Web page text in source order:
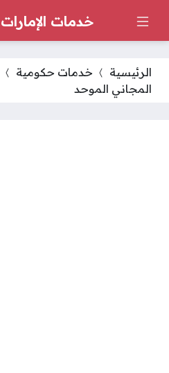
خدمات الإمارات
الرئيسية خدمات حكومية
المجاني الموحد